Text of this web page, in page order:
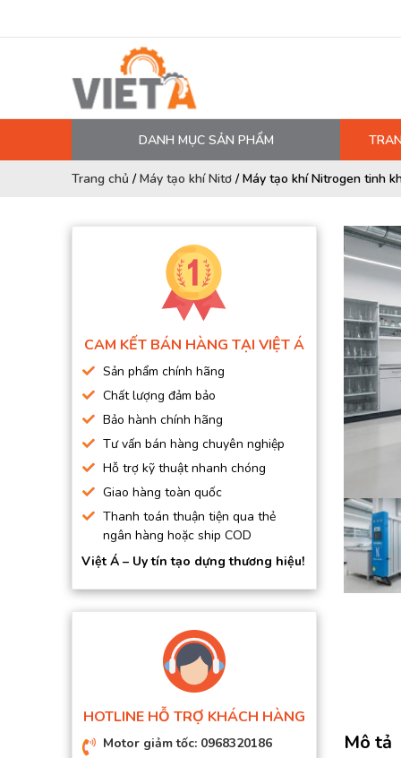
DANH MỤC SẢN PHẨM
MÁY NÉN KHÍ
DẦU MÁY NÉN KHÍ
DÂY HƠI, ỐNG HƠI
BƠM MÀNG KHÍ NÉN
BƠM HÚT CHÂN KHÔNG
BƠM ĐỊNH LƯỢNG
MOTOR, HỘP GIẢM TỐC
MÁY TẠO KHÍ NITO
Trang chủ /Máy tạo khí Nitơ /Máy tạo khí Nitrogen tinh
CAM KẾT BÁN HÀNG TẠI VIỆT Á
Sản phẩm chính hãng
Chất lượng đảm bảo
Bảo hành chính hãng
Tư vấn bán hàng chuyên nghiệp
Hỗ trợ kỹ thuật nhanh chóng
Giao hàng toàn quốc
Thanh toán thuận tiện qua thẻ
ngân hàng hoặc ship COD
Việt Á – Uy tín tạo dựng thương hiệu!
HOTLINE HỖ TRỢ KHÁCH HÀNG
Motor giảm tốc: 0968320186
Mô tả